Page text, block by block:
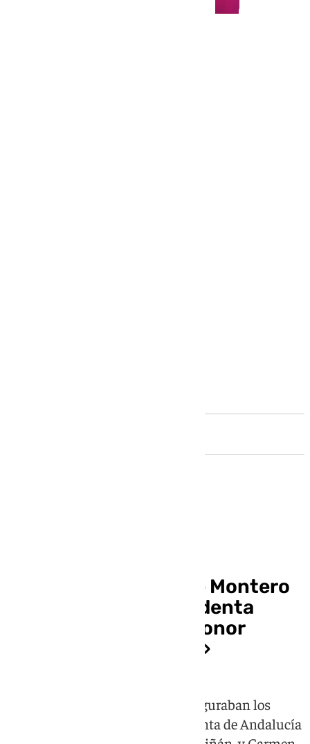
Sánchez vaticina que Montero
será la próxima presidenta
andaluza: «Será un honor
recibirte en Moncloa»
Entre los asistentes destacados figuraban los
expresidentes socialistas de la Junta de Andalucía